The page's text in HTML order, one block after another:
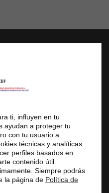
d’Espagne en France
sur rendez-vous
ti, influyen en tu
ayudan a proteger tu
con tu usuario a
técnicas y analíticas
perfiles basados en
contenido útil.
Siempre podrás
la página de Política de